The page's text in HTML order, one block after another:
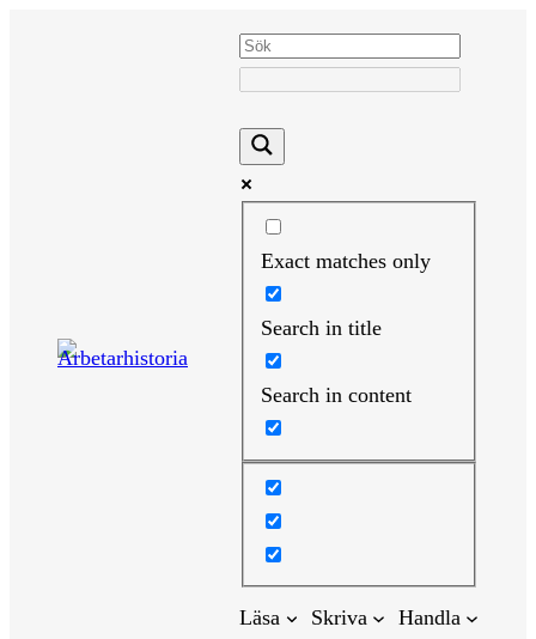
Exact matches only
Search in title
Search in content
Läsa Skriva
Handla